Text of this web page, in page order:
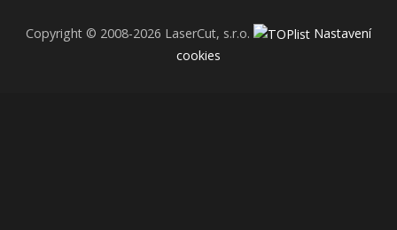
Copyright © 2008-2026 LaserCut, s.r.o.
Nastavení
cookies